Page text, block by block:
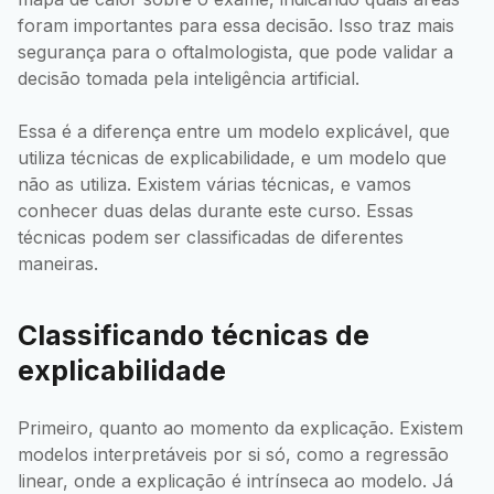
foram importantes para essa decisão. Isso traz mais
segurança para o oftalmologista, que pode validar a
decisão tomada pela inteligência artificial.
Essa é a diferença entre um modelo explicável, que
utiliza técnicas de explicabilidade, e um modelo que
não as utiliza. Existem várias técnicas, e vamos
conhecer duas delas durante este curso. Essas
técnicas podem ser classificadas de diferentes
maneiras.
Classificando técnicas de
explicabilidade
Primeiro, quanto ao momento da explicação. Existem
modelos interpretáveis por si só, como a regressão
linear, onde a explicação é intrínseca ao modelo. Já